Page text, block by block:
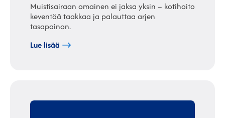
Muistisairaan omainen ei jaksa yksin – kotihoito
keventää taakkaa ja palauttaa arjen
tasapainon.
Lue lisää